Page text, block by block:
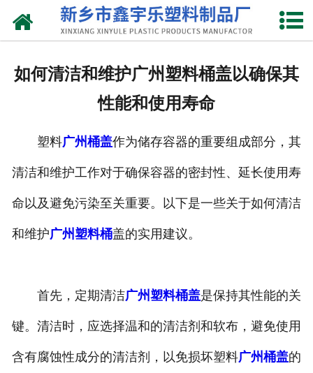
网站首页
联系我们
如何清洁和维护广州塑料桶盖以确保其
性能和使用寿命
塑料广州桶盖作为储存容器的重要组成部分，其
清洁和维护工作对于确保容器的密封性、延长使用寿
命以及避免污染至关重要。以下是一些关于如何清洁
和维护广州塑料桶盖的实用建议。
首先，定期清洁广州塑料桶盖是保持其性能的关
键。清洁时，应选择温和的清洁剂和软布，避免使用
含有腐蚀性成分的清洁剂，以免损坏塑料广州桶盖的